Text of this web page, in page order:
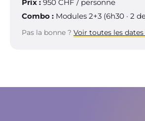
Prix : 950 CHF / personne
Combo : Modules 2+3 (6h30 · 2
Pas la bonne ? Voir toutes les